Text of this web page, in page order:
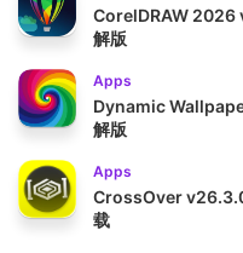
CorelDRAW 2026
解版
Apps
Dynamic
解版
Apps
CrossOver
载